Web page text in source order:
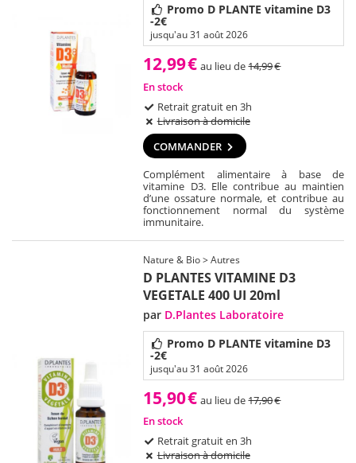
Promo D PLANTE vitamine D3
-2€
jusqu'au 31 août 2026
12,99€ au lieu de14,99€
En stock
Retrait gratuit en 3h
Livraison à domicile
COMMANDER
Complément alimentaire à base de
vitamine D3. Elle contribue au maintien
d’une ossature normale, et contribue au
fonctionnement normal du système
immunitaire.
Nature & Bio > Autres
D PLANTES VITAMINE D3
VEGETALE 400 UI 20ml
par D.Plantes Laboratoire
Promo D PLANTE vitamine D3
-2€
jusqu'au 31 août 2026
15,90€ au lieu de17,90€
En stock
Retrait gratuit en 3h
Livraison à domicile